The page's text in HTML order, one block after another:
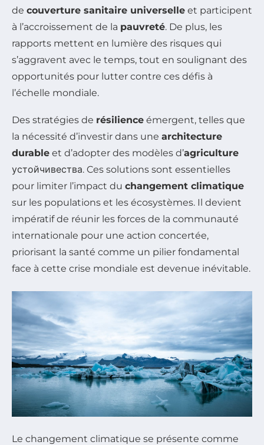
de couverture sanitaire universelle et participent
à l’accroissement de la pauvreté. De plus, les
rapports mettent en lumière des risques qui
s’aggravent avec le temps, tout en soulignant des
opportunités pour lutter contre ces défis à
l’échelle mondiale.
Des stratégies de résilience émergent, telles que
la nécessité d’investir dans une architecture
durable et d’adopter des modèles d’agriculture
устойчивества. Ces solutions sont essentielles
pour limiter l’impact du changement climatique
sur les populations et les écosystèmes. Il devient
impératif de réunir les forces de la communauté
internationale pour une action concertée,
priorisant la santé comme un pilier fondamental
face à cette crise mondiale est devenue inévitable.
Le changement climatique se présente comme